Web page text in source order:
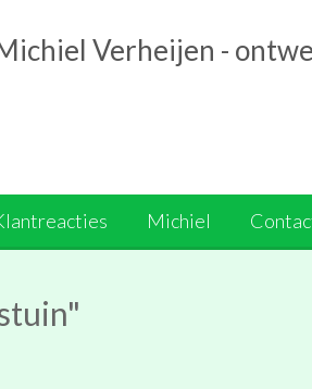
Verheijen -
Michiel